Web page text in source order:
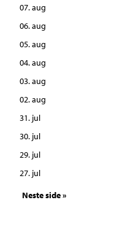
07. aug
06. aug
05. aug
04. aug
03. aug
02. aug
31. jul
30. jul
29. jul
27. jul
Neste side »